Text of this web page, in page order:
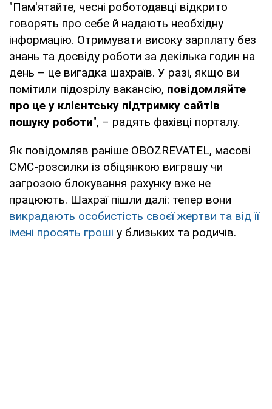
"Пам'ятайте, чесні роботодавці відкрито
говорять про себе й надають необхідну
інформацію. Отримувати високу зарплату без
знань та досвіду роботи за декілька годин на
день – це вигадка шахраїв. У разі, якщо ви
помітили підозрілу вакансію, повідомляйте
про це у клієнтську підтримку сайтів
пошуку роботи", – радять фахівці порталу.
Як повідомляв раніше OBOZREVATEL, масові
СМС-розсилки із обіцянкою виграшу чи
загрозою блокування рахунку вже не
працюють. Шахраї пішли далі: тепер вони
викрадають особистість своєї жертви та від її
імені просять гроші у близьких та родичів.